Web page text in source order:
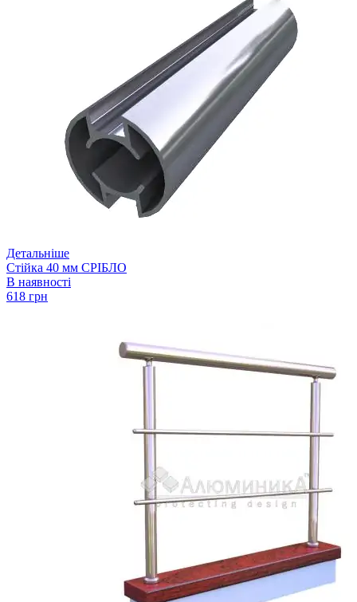
Детальніше
Стійка 40 мм СРІБЛО
В наявності
618 грн